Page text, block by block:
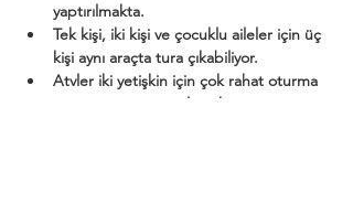
yaptırılmakta.
Tek kişi, iki kişi ve çocuklu aileler için üç
kişi aynı araçta tura çıkabiliyor.
Atvler iki yetişkin için çok rahat oturma
ve sürüş ortamı sağlamakta.